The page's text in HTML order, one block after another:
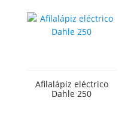
Afilalápiz eléctrico
Dahle 250